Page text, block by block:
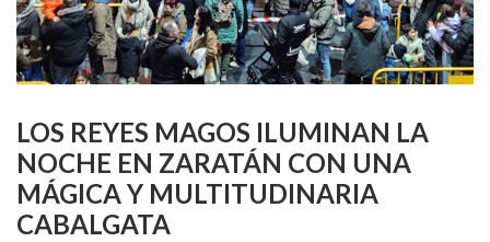
LOS REYES MAGOS ILUMINAN LA
NOCHE EN ZARATÁN CON UNA
MÁGICA Y MULTITUDINARIA
CABALGATA